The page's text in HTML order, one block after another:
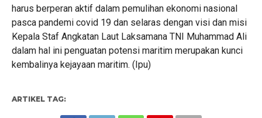
harus berperan aktif dalam pemulihan ekonomi nasional
pasca pandemi covid 19 dan selaras dengan visi dan misi
Kepala Staf Angkatan Laut Laksamana TNI Muhammad Ali
dalam hal ini penguatan potensi maritim merupakan kunci
kembalinya kejayaan maritim. (Ipu)
ARTIKEL TAG: